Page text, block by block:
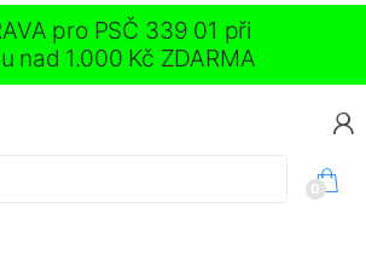
pro PSČ 339 01 při
nad 1.000 Kč ZDARMA
0